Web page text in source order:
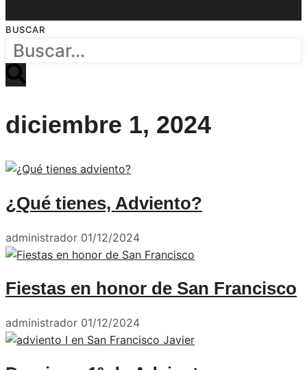
BUSCAR
diciembre 1, 2024
¿Qué tienes, Adviento?
administrador 01/12/2024
Fiestas en honor de San Francisco
administrador 01/12/2024